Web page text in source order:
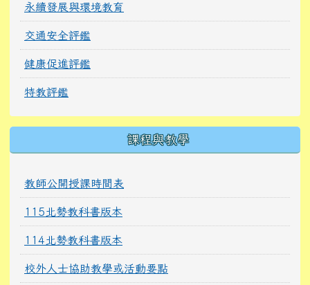
永續發展與環境教育
交通安全評鑑
健康促進評鑑
特教評鑑
課程與教學
教師公開授課時間表
115北勢教科書版本
114北勢教科書版本
校外人士協助教學或活動要點